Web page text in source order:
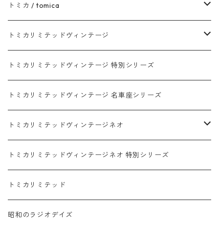
トヨタ / TOYOTA
ダイハツ / DAIHATSU
マツダ / MAZDA
ホンダ / HONDA
日産 / NISSAN
スバル / SUBARU
スズキ / SUZUKI
三菱 / MITSUBISHI
トミカ / tomica
赤箱 - 現行トミカ
赤箱 - 限定トミカ 初回特別カラー
赤箱 - 絶版（廃盤）トミカ No.1-120
赤箱 - 絶版（廃盤）トミカ No.1-9
赤箱 - 絶版（廃盤）トミカ No.10-19
赤箱 - 絶版（廃盤）ロングトミカ No.121-
赤箱 - 車種別
乗用車
商用車・公用車
トミカリミテッドヴィンテージ
TLV - NEW LINEUP
TLV - No. LV-00-195
TLV - No. LV-00-09
TLV - No. LV-10-19
TLV - 車種別
乗用車
商用車・公用車
トミカリミテッドヴィンテージ 特別シリーズ
トミカリミテッドヴィンテージ 名車座シリーズ
トミカリミテッドヴィンテージネオ
TLVN - NEW LINEUP
TLVN - No. LV-00-219
TLVN - No. LV-00-09
TLVN - 車種別
トミカリミテッドヴィンテージネオ 特別シリーズ
トミカリミテッド
昭和のラジオデイズ